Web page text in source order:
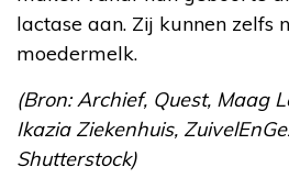
lactase aan. Zij kunnen zelfs
moedermelk.
(Bron: Archief, Quest, Maag
Ikazia Ziekenhuis,
Shutterstock)